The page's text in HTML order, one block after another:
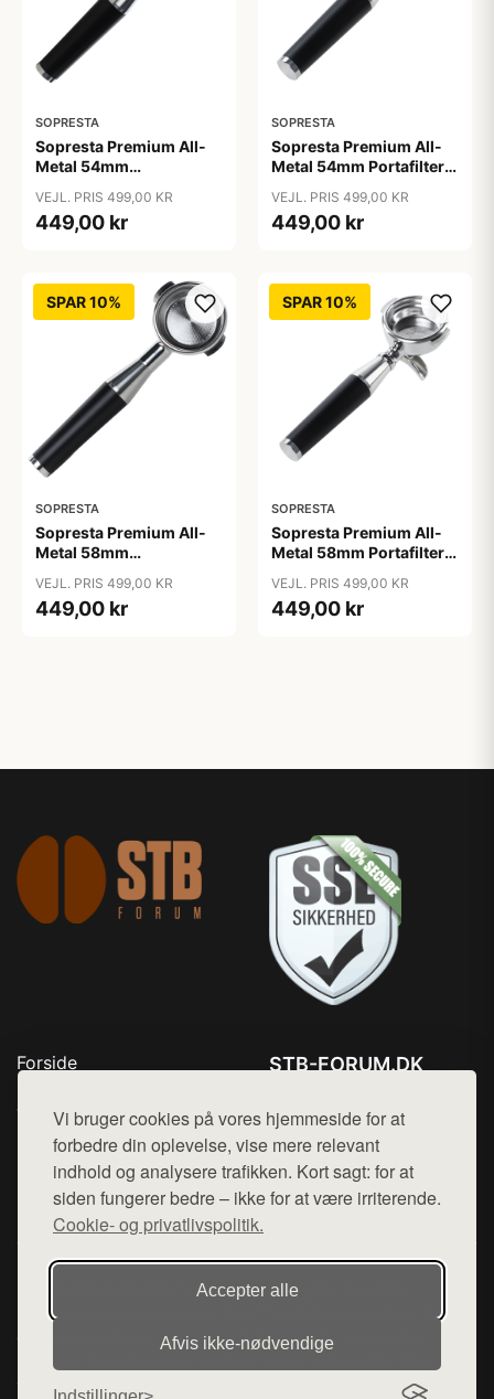
Vi bruger cookies på vores hjemmeside for at
forbedre din oplevelse, vise mere relevant
indhold og analysere trafikken. Kort sagt: for at
siden fungerer bedre – ikke for at være irriterende.
Cookie- og privatlivspolitik.
Accepter alle
Afvis ikke‑nødvendige
SOPRESTA
Sopresta Premium All-
Metal 54mm
Portafilter (Passer til
Sage) - 54mm
VEJL. PRIS 499,00 KR
449,00 kr
SOPRESTA
Sopresta Premium All-
Metal 54mm Portafilter
VEJL. PRIS 499,00 KR
449,00 kr
SPAR 10%
SOPRESTA
Sopresta Premium All-
Metal 58mm
Portafilter - 58mm
VEJL. PRIS 499,00 KR
449,00 kr
SPAR 10%
SOPRESTA
Sopresta Premium All-
Metal 58mm Portafilter -
VEJL. PRIS 499,00 KR
449,00 kr
Forside
Top Rabatter
Kontakt
STB-FORUM.DK
Mail: hej@want.dk
Cookie- og privatlivspolitik
Denne side er en del af want.dk, der udgiver en række
hjemmesider med præsentation af forskellige produkter fra
diverse webshops. Der sælges ikke varer fra denne side - vi
henviser til de shops, som sælger varen. Vi har heller ikke
varerne på lager.